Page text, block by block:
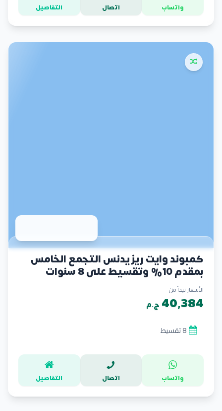
واتساب اتصال التفاصيل
كمبوند وايت ريزيدنس التجمع الخامس
بمقدم 10% وتقسيط على 8 سنوات
الأسعار تبدأ من
40,384 ج.م
8 تقسيط
واتساب اتصال التفاصيل